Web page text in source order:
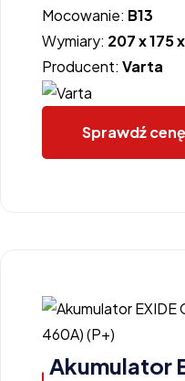
Mocowanie: B13
Wymiary: 207 x 175
Producent: Varta
Sprawdź cenę
Akumulator